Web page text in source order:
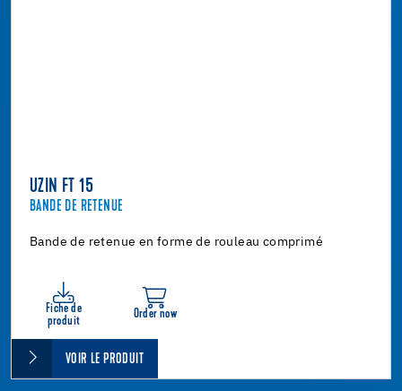
UZIN FT 15
BANDE DE RETENUE
Bande de retenue en forme de rouleau comprimé
Fiche de
produit
Order now
VOIR LE PRODUIT